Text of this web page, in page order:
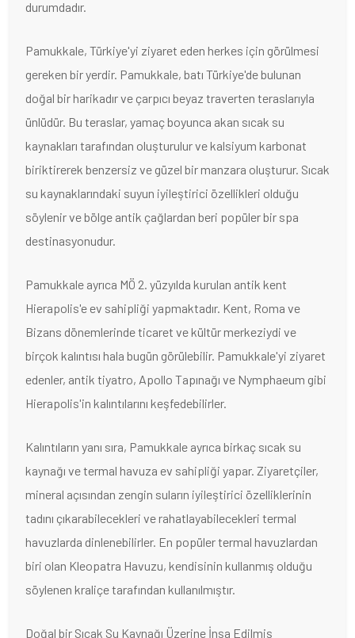
durumdadır.
Pamukkale, Türkiye'yi ziyaret eden herkes için görülmesi
gereken bir yerdir. Pamukkale, batı Türkiye'de bulunan
doğal bir harikadır ve çarpıcı beyaz traverten teraslarıyla
ünlüdür. Bu teraslar, yamaç boyunca akan sıcak su
kaynakları tarafından oluşturulur ve kalsiyum karbonat
biriktirerek benzersiz ve güzel bir manzara oluşturur. Sıcak
su kaynaklarındaki suyun iyileştirici özellikleri olduğu
söylenir ve bölge antik çağlardan beri popüler bir spa
destinasyonudur.
Pamukkale ayrıca MÖ 2. yüzyılda kurulan antik kent
Hierapolis'e ev sahipliği yapmaktadır. Kent, Roma ve
Bizans dönemlerinde ticaret ve kültür merkeziydi ve
birçok kalıntısı hala bugün görülebilir. Pamukkale'yi ziyaret
edenler, antik tiyatro, Apollo Tapınağı ve Nymphaeum gibi
Hierapolis'in kalıntılarını keşfedebilirler.
Kalıntıların yanı sıra, Pamukkale ayrıca birkaç sıcak su
kaynağı ve termal havuza ev sahipliği yapar. Ziyaretçiler,
mineral açısından zengin suların iyileştirici özelliklerinin
tadını çıkarabilecekleri ve rahatlayabilecekleri termal
havuzlarda dinlenebilirler. En popüler termal havuzlardan
biri olan Kleopatra Havuzu, kendisinin kullanmış olduğu
söylenen kraliçe tarafından kullanılmıştır.
Doğal bir Sıcak Su Kaynağı Üzerine İnşa Edilmiş